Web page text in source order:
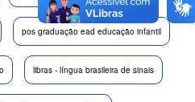
pos graduação ead educação infantil
libras - língua brasileira de sinais